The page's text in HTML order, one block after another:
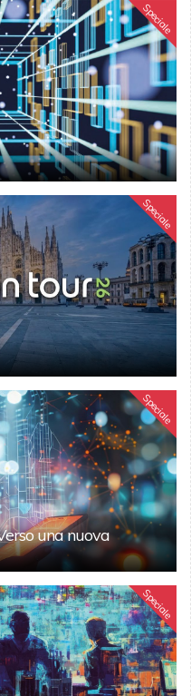
Speciale
Speciale
Speciale
una nuova
Speciale